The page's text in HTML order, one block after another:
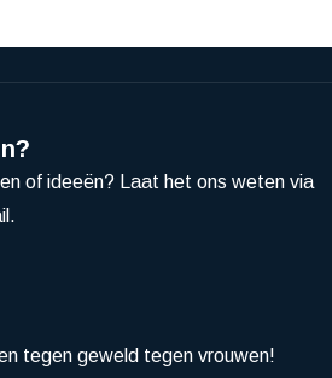
of ideeën? Laat het ons weten via
tegen geweld tegen vrouwen!